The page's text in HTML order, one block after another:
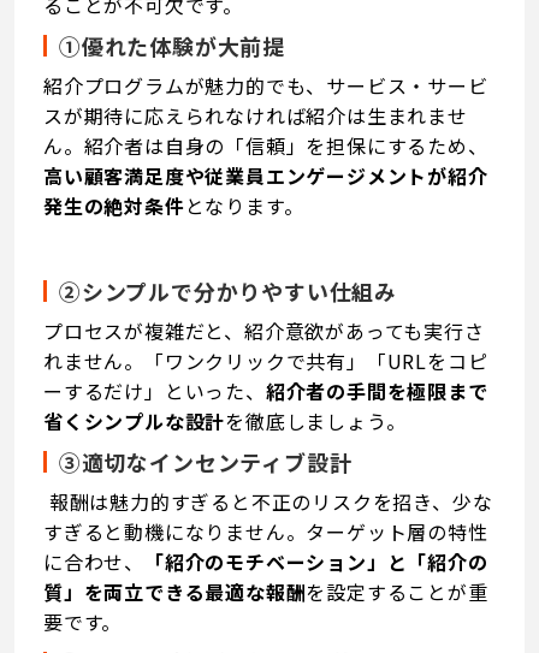
①優れた体験が大前提
紹介プログラムが魅力的でも、サービス・サービ
スが期待に応えられなければ紹介は生まれませ
ん。紹介者は自身の「信頼」を担保にするため、
高い顧客満足度や従業員エンゲージメントが紹介
発生の絶対条件となります。
②シンプルで分かりやすい仕組み
プロセスが複雑だと、紹介意欲があっても実行さ
れません。「ワンクリックで共有」「URLをコピ
ーするだけ」といった、 紹介者の手間を極限まで
省くシンプルな設計を徹底しましょう。
③適切なインセンティブ設計
報酬は魅力的すぎると不正のリスクを招き、少な
すぎると動機になりません。ターゲット層の特性
に合わせ、
「紹介のモチベーション」と「紹介の
質」を両立できる最適な報酬を設定することが重
要です。